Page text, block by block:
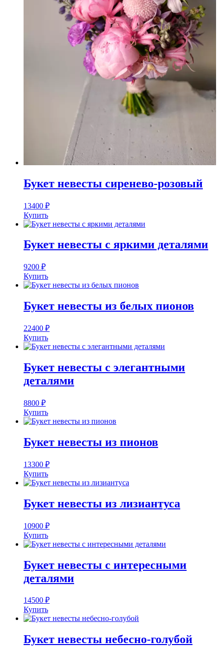
Букет невесты сиренево-розовый
13400 ₽
Купить
Букет невесты с яркими деталями
9200 ₽
Купить
Букет невесты из белых пионов
22400 ₽
Купить
Букет невесты с элегантными
деталями
8800 ₽
Купить
Букет невесты из пионов
13300 ₽
Купить
Букет невесты из лизиантуса
10900 ₽
Купить
Букет невесты с интересными
деталями
14500 ₽
Купить
Букет невесты небесно-голубой